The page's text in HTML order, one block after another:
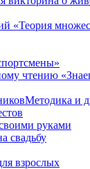
«Теория
чтению
Методика и
руками
свадьбу
взрослых